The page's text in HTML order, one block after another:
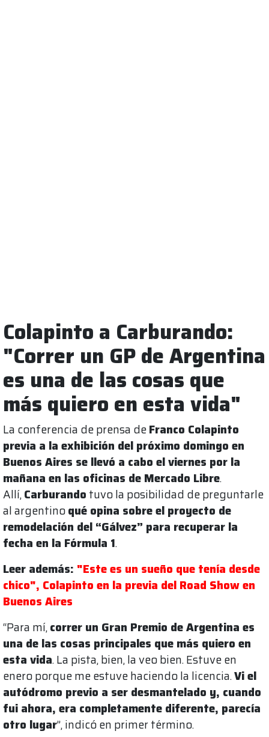
Colapinto a Carburando:
"Correr un GP de Argentina
es una de las cosas que
más quiero en esta vida"
La conferencia de prensa deFranco Colapinto
previa a la exhibición del próximo domingo en
Buenos Aires se llevó a cabo el viernes por la
mañana en las oficinas de Mercado Libre.
Allí,Carburando tuvo la posibilidad de preguntarle
al argentinoqué opina sobre el proyecto de
remodelación del “Gálvez” para recuperar la
fecha en la Fórmula 1.
Leer además: "Este es un sueño que tenía desde
chico", Colapinto en la previa del Road Show en
Buenos Aires
“Para mí,correr un Gran Premio de Argentina es
una de las cosas principales que más quiero en
esta vida. La pista, bien, la veo bien. Estuve en
enero porque me estuve haciendo la licencia.Vi el
autódromo previo a ser desmantelado y, cuando
fui ahora, era completamente diferente, parecía
otro lugar”, indicó en primer término.